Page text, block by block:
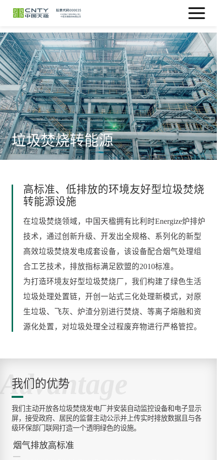
垃圾焚烧转能源
高标准、低排放的环境友好型垃圾焚烧
转能源设施
在垃圾焚烧领域，中国天楹拥有比利时Energize炉排炉
技术，通过创新升级、开发出全规格、系列化的新型
高效垃圾焚烧发电成套设备，该设备配合烟气处理组
合工艺技术，排放指标满足欧盟的2010标准。
为打造环境友好型垃圾焚烧厂，我们构建了绿色生活
垃圾处理处置链，开创一站式三化处理新模式，对原
生垃圾、飞灰、炉渣分别进行焚烧、等离子熔融和资
源化处置，对垃圾处理全过程废弃物进行严格管控。
我们的优势
Advantage
我们主动开放各垃圾焚烧发电厂并安装自动监控设备和电子显示
屏，接受政府、居民的监督主动公示并上传实时排放数据且与各
级环保部门联网打造一个透明绿色的设施。
烟气排放高标准